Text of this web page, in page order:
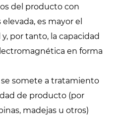
del producto con
es mayor el
por tanto, la capacidad
en forma
somete a tratamiento
de producto (por
madejas u otros)